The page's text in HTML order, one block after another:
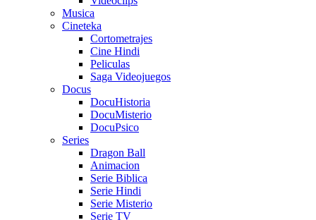
Musica
Cineteka
Cortometrajes
Cine Hindi
Peliculas
Saga Videojuegos
Docus
DocuHistoria
DocuMisterio
DocuPsico
Series
Dragon Ball
Animacion
Serie Biblica
Serie Hindi
Serie Misterio
Serie TV